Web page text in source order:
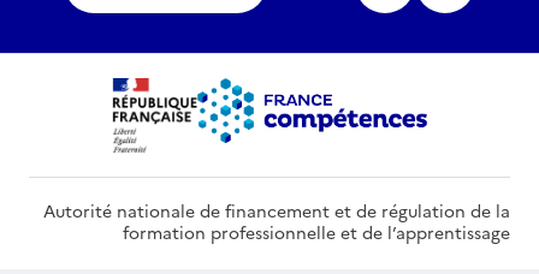
Autorité nationale de financement et de régulation de la
formation professionnelle et de l’apprentissage